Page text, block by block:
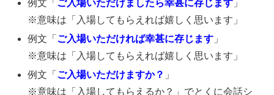
例文「 ご入場いただけましたら幸甚に存じます 」
※意味は「入場してもらえれば嬉しく思います」
例文「 ご入場いただければ幸甚に存じます 」
※意味は「入場してもらえれば嬉しく思います」
例文「 ご入場いただけますか？ 」
※意味は「入場してもらえるか？」でとくに会話シ